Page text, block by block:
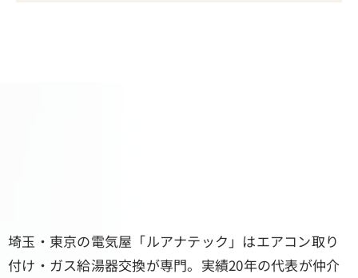
埼玉・東京の電気屋「ルアナテック」はエアコン取り
付け・ガス給湯器交換が専門。実績20年の代表が仲介